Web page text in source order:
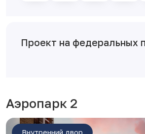
Проект на федеральных
Аэропарк 2